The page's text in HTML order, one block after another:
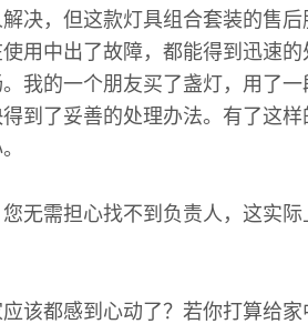
决，但这款灯具组合套装的售
用中出了故障，都能得到迅速
我的一个朋友买了盏灯，用了
到了妥善的处理办法。有了这
无需担心找不到负责人，这实
该都感到心动了？若你打算给